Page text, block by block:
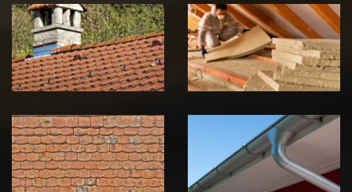
Couvreur
zingueur 39
Jura
Isolation de
toiture 39
Jura
démoussage de
toiture 39
Jura
pose de
gouttière 39
Jura